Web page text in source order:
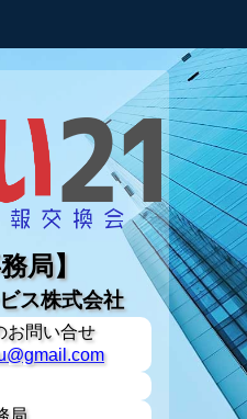
局】
ス株式会社
お問い合せ